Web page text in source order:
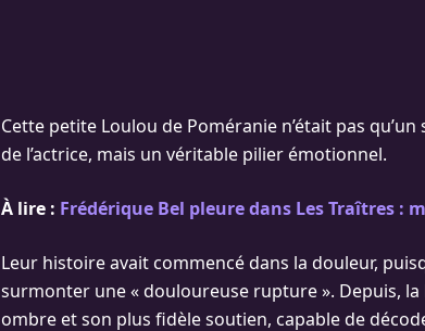
Cette petite Loulou de Poméranie n’était pas
de l’actrice, mais un véritable pilier émotionnel.
À lire : Frédérique Bel pleure dans Les Traîtres :
Leur histoire avait commencé dans la douleur,
surmonter une « douloureuse rupture ». Depuis,
ombre et son plus fidèle soutien, capable de